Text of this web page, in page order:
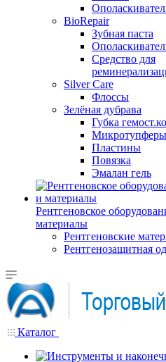
BioRepair
Зубная паста
Средство для
Silver Care
Флоссы
Зелёная дубрава
Губка
Микротупферы
Пластины
Повязка
Эмалан гель
Рентгеновское
материалы
Рентгеновские
Рентгенозащитная
Каталог